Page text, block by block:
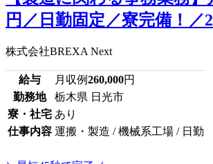
円／日勤固定／寮完備！／
株式会社BREXA Next
給与 月収例260,000円
勤務地
栃木県 日光市
寮・社宅 あり
仕事内容 運搬・製造 / 機械系工場 / 日勤